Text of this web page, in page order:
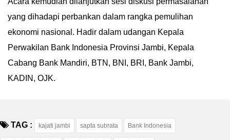
yang dihadapi perbankan dalam rangka pemulihan
ekonomi nasional. Hadir dalam udangan Kepala
Perwakilan Bank Indonesia Provinsi Jambi, Kepala
Cabang Bank Mandiri, BTN, BNI, BRI, Bank Jambi,
KADIN, OJK.
TAG : kajati jambi sapta subrata Bank Indonesia